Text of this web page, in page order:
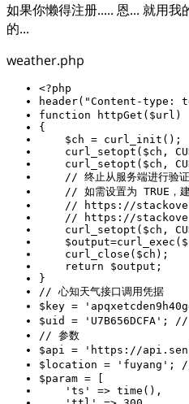
如果你懒得注册..... 恩... 就用
的...
weather.php
<?php
header( "Content-type:
function
httpGet ($url)
curl_setopt($ch,
// 终止从服务端进行验证
// 如需设置为 TRUE，建
// https://
// https://
curl_setopt($ch,
return
// 心知天气接口调用凭据
$key =
$uid =
'U7B656DCFA' ; //
// 参数
$api =
'https://
$location =
'fuyang' ;
'ts'